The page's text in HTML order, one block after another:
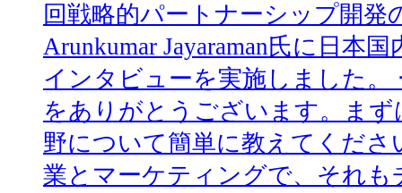
回戦略的パートナーシップ開発
Arunkumar Jayaraman氏に日本
インタビューを実施しました。
をありがとうございます。ま
野について簡単に教えてくださ
業とマーケティングで、それ